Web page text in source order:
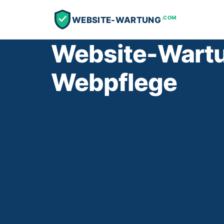
WEBSITE-WARTUNG.COM
Website-
Webpflege